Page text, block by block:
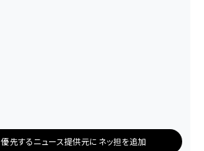
優先するニュース提供元にネッ担を追加